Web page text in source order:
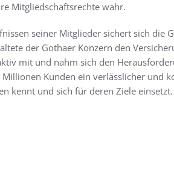
Mitgliedschaftsrechte wahr.
seiner Mitglieder sichert sich die
der Gothaer Konzern den
mit und nahm sich den
Kunden ein verlässlicher und
kennt und sich für deren Ziele einsetzt.